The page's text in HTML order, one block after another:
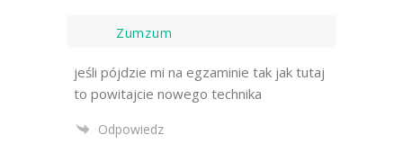
Zumzum
jeśli pójdzie mi na egzaminie tak jak tutaj
to powitajcie nowego technika
Odpowiedz